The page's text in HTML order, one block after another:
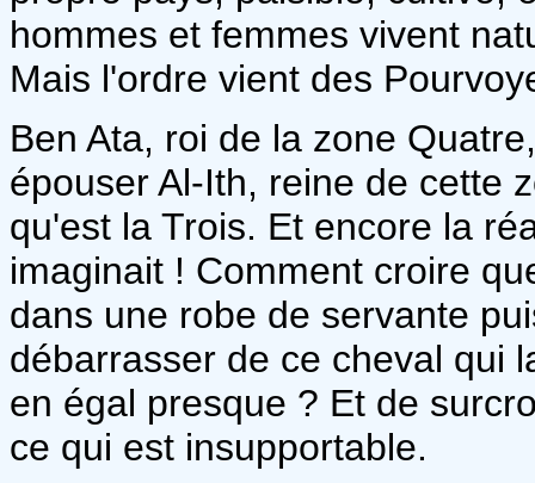
hommes et femmes vivent
Mais l'ordre vient des
Ben Ata, roi de la zone
épouser Al-Ith, reine de cette
qu'est la Trois. Et encore la
imaginait ! Comment croire
dans une robe de servante
débarrasser de ce cheval qui
en égal presque ? Et de
ce qui est insupportable.